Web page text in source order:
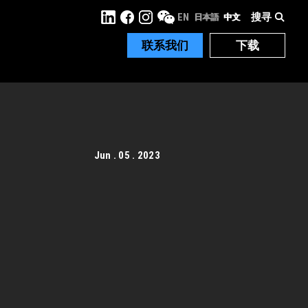
下载
联系我们
搜寻
EN 日本語 中文
Jun . 05 . 2023